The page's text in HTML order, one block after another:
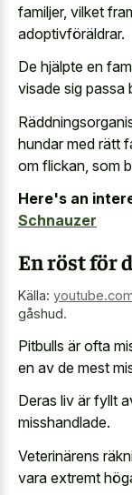
familjer, vilket
adoptivföräldrar.
De hjälpte en
visade sig passa
hundar med rätt
om flickan, som
Here's an
Schnauzer
En röst för
Källa:
gåshud.
Pitbulls är ofta
en av de mest
Deras liv är fyllt
misshandlade.
Veterinärens
vara extremt